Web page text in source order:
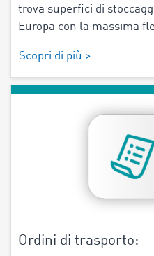
trova superfici di
Europa con la massima
Scopri di più >
Ordini di trasporto: